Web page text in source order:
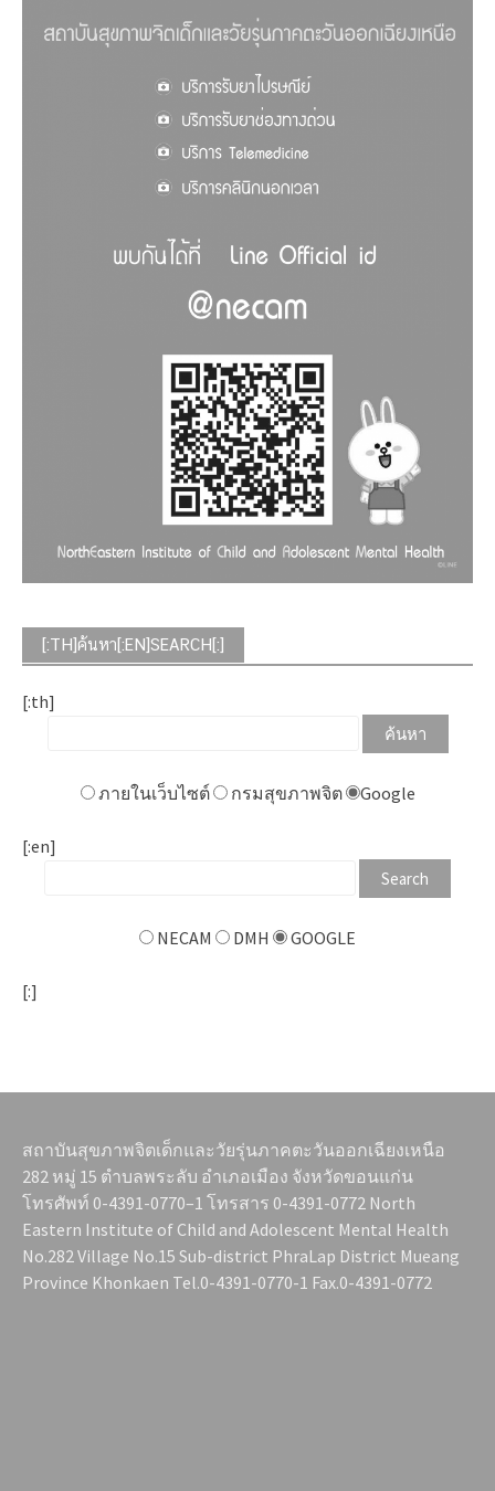
[:TH]ค้นหา[:EN]SEARCH[:]
[:th]
ภายในเว็บไซต์ กรมสุขภาพจิต Google
[:en]
NECAM DMH GOOGLE
[:]
สถาบันสุขภาพจิตเด็กและวัยรุ่นภาคตะวันออกเฉียงเหนือ
282 หมู่ 15 ตำบลพระลับ อำเภอเมือง จังหวัดขอนแก่น
โทรศัพท์ 0-4391-0770–1 โทรสาร 0-4391-0772 North
Eastern Institute of Child and Adolescent Mental Health
No.282 Village No.15 Sub-district PhraLap District Mueang
Province Khonkaen Tel.0-4391-0770-1 Fax.0-4391-0772